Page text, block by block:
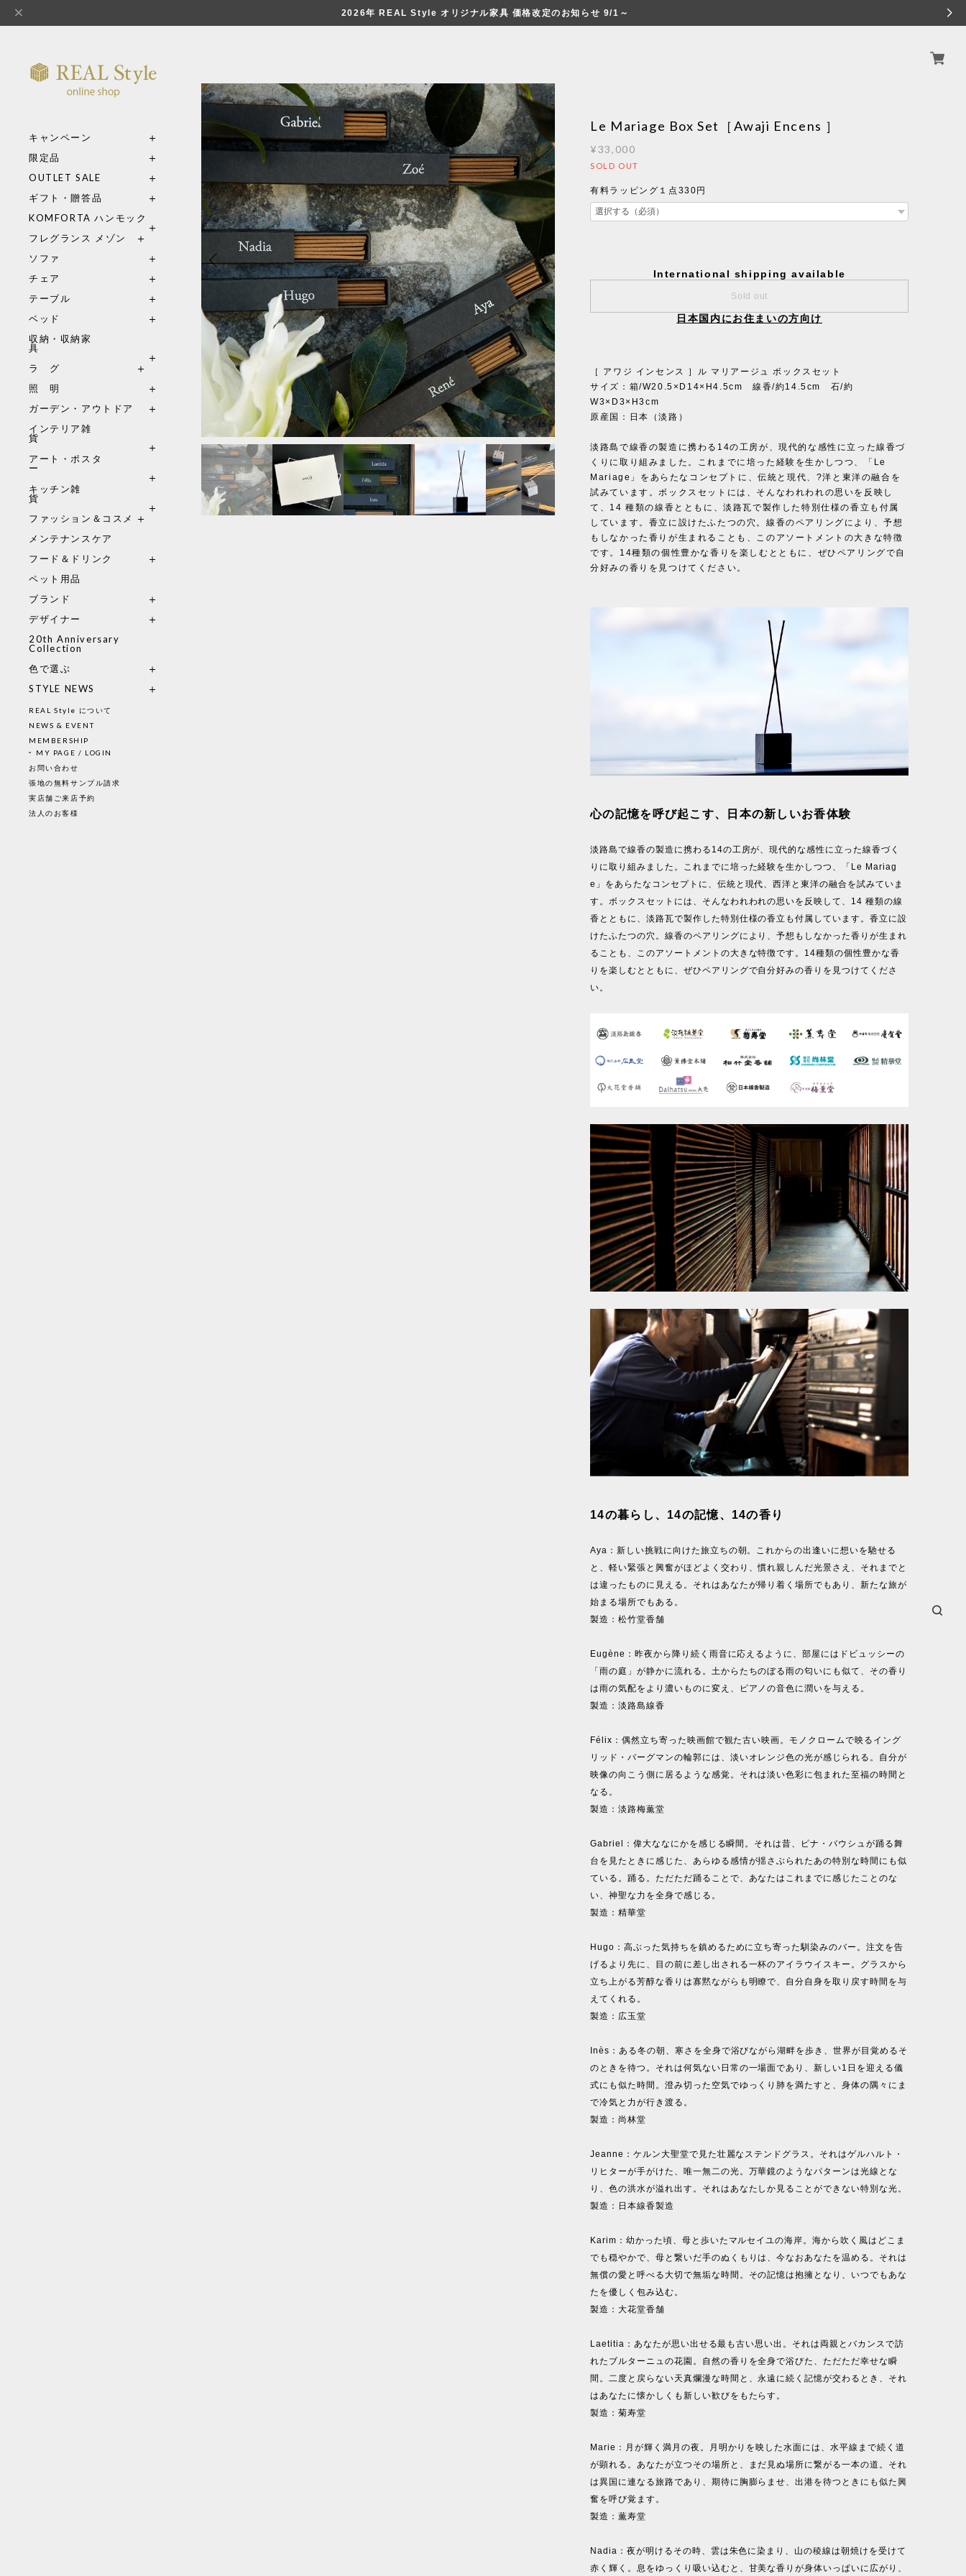
2026年 REAL Style オリジナル家具 価格改定のお知らせ 9/1～
キャンペーン
限定品
OUTLET SALE
ギフト・贈答品
KOMFORTA ハンモック
フレグランス メゾン
ソファ
チェア
テーブル
ベッド
収納・収納家
具
ラ グ
照 明
ガーデン・アウトドア
インテリア雑
貨
アート・ポスタ
ー
キッチン雑
貨
ファッション＆コスメ
メンテナンスケア
フード＆ドリンク
ペット用品
ブランド
デザイナー
20th Anniversary
Collection
色で選ぶ
STYLE NEWS
REAL Style について
NEWS & EVENT
MEMBERSHIP
MY PAGE / LOGIN
お問い合わせ
張地の無料サンプル請求
実店舗ご来店予約
法人のお客様
1 /15
Le Mariage Box Set［Awaji Encens ］
¥33,000
SOLD OUT
有料ラッピング１点330円
International shipping available
Sold out
日本国内にお住まいの方向け
［ アワジ インセンス ］ル マリアージュ ボックスセット
サイズ：箱/W20.5×D14×H4.5cm 線香/約14.5cm 石/約
W3×D3×H3cm
原産国：日本（淡路）
淡路島で線香の製造に携わる14の工房が、現代的な感性に立った線香づ
くりに取り組みました。これまでに培った経験を生かしつつ、「Le
Mariage」をあらたなコンセプトに、伝統と現代、?洋と東洋の融合を
試みています。ボックスセットには、そんなわれわれの思いを反映し
て、14 種類の線香とともに、淡路瓦で製作した特別仕様の香立も付属
しています。香立に設けたふたつの穴。線香のペアリングにより、予想
もしなかった香りが生まれることも、このアソートメントの大きな特徴
です。14種類の個性豊かな香りを楽しむとともに、ぜひペアリングで自
分好みの香りを見つけてください。
心の記憶を呼び起こす、日本の新しいお香体験
淡路島で線香の製造に携わる14の工房が、現代的な感性に立った線香づく
りに取り組みました。これまでに培った経験を生かしつつ、「Le Mariag
e」をあらたなコンセプトに、伝統と現代、⻄洋と東洋の融合を試みていま
す。ボックスセットには、そんなわれわれの思いを反映して、14 種類の線
香とともに、淡路瓦で製作した特別仕様の香立も付属しています。香立に設
けたふたつの穴。線香のペアリングにより、予想もしなかった香りが生まれ
ることも、このアソートメントの大きな特徴です。14種類の個性豊かな香
りを楽しむとともに、ぜひペアリングで自分好みの香りを見つけてくださ
い。
14の暮らし、14の記憶、14の香り
Aya：新しい挑戦に向けた旅立ちの朝。これからの出逢いに想いを馳せる
と、軽い緊張と興奮がほどよく交わり、慣れ親しんだ光景さえ、それまでと
は違ったものに見える。それはあなたが帰り着く場所でもあり、新たな旅が
始まる場所でもある。
製造：松竹堂香舗
Eugène：昨夜から降り続く雨音に応えるように、部屋にはドビュッシーの
「雨の庭」が静かに流れる。土からたちのぼる雨の匂いにも似て、その香り
は雨の気配をより濃いものに変え、ピアノの音色に潤いを与える。
製造：淡路島線香
Félix：偶然立ち寄った映画館で観た古い映画。モノクロームで映るイング
リッド・バーグマンの輪郭には、淡いオレンジ色の光が感じられる。自分が
映像の向こう側に居るような感覚。それは淡い色彩に包まれた至福の時間と
なる。
製造：淡路梅薫堂
Gabriel：偉大ななにかを感じる瞬間。それは昔、ピナ・バウシュが踊る舞
台を見たときに感じた、あらゆる感情が揺さぶられたあの特別な時間にも似
ている。踊る。ただただ踊ることで、あなたはこれまでに感じたことのな
い、神聖な力を全身で感じる。
製造：精華堂
Hugo：高ぶった気持ちを鎮めるために立ち寄った馴染みのバー。注文を告
げるより先に、目の前に差し出される一杯のアイラウイスキー。グラスから
立ち上がる芳醇な香りは寡黙ながらも明瞭で、自分自身を取り戻す時間を与
えてくれる。
製造：広玉堂
Inès：ある冬の朝、寒さを全身で浴びながら湖畔を歩き、世界が目覚めるそ
のときを待つ。それは何気ない日常の一場面であり、新しい1日を迎える儀
式にも似た時間。澄み切った空気でゆっくり肺を満たすと、身体の隅々にま
で冷気と力が行き渡る。
製造：尚林堂
Jeanne：ケルン大聖堂で見た壮麗なステンドグラス。それはゲルハルト・
リヒターが手がけた、唯一無二の光。万華鏡のようなパターンは光線とな
り、色の洪水が溢れ出す。それはあなたしか見ることができない特別な光。
製造：日本線香製造
Karim：幼かった頃、母と歩いたマルセイユの海岸。海から吹く風はどこま
でも穏やかで、母と繋いだ手のぬくもりは、今なおあなたを温める。それは
無償の愛と呼べる大切で無垢な時間。その記憶は抱擁となり、いつでもあな
たを優しく包み込む。
製造：大花堂香舗
Laetitia：あなたが思い出せる最も古い思い出。それは両親とバカンスで訪
れたブルターニュの花園。自然の香りを全身で浴びた、ただただ幸せな瞬
間。二度と戻らない天真爛漫な時間と、永遠に続く記憶が交わるとき、それ
はあなたに懐かしくも新しい歓びをもたらす。
製造：菊寿堂
Marie：月が輝く満月の夜。月明かりを映した水面には、水平線まで続く道
が顕れる。あなたが立つその場所と、まだ見ぬ場所に繋がる一本の道。それ
は異国に連なる旅路であり、期待に胸膨らませ、出港を待つときにも似た興
奮を呼び覚ます。
製造：薫寿堂
Nadia：夜が明けるその時、雲は朱色に染まり、山の稜線は朝焼けを受けて
赤く輝く。息をゆっくり吸い込むと、甘美な香りが身体いっぱいに広がり、